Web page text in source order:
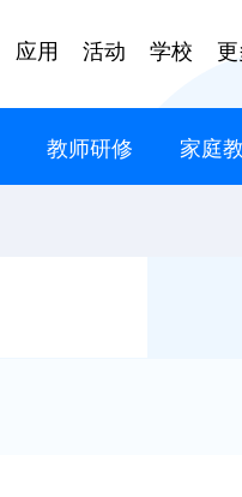
应用 活动 学校
教师研修 家庭